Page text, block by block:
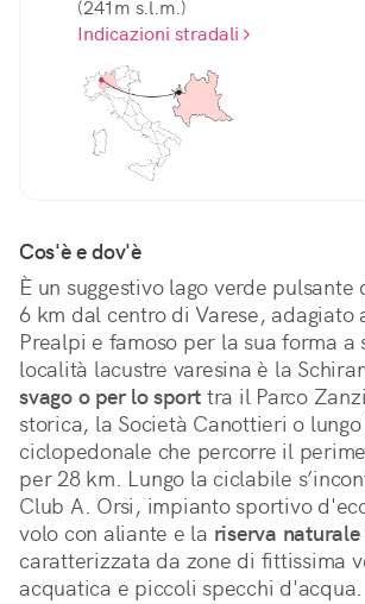
(241m s.l.m.)
Indicazioni stradali
Cos'è e dov'è
È un suggestivo lago verde
6 km dal centro di Varese, adagiato
Prealpi e famoso per la sua forma a
località lacustre varesina è la
svago o per lo sport tra il Parco
storica, la Società Canottieri o
ciclopedonale che percorre il
per 28 km. Lungo la ciclabile
Club A. Orsi, impianto sportivo
volo con aliante e la riserva
caratterizzata da zone di fittissima
acquatica e piccoli specchi d'acqua.